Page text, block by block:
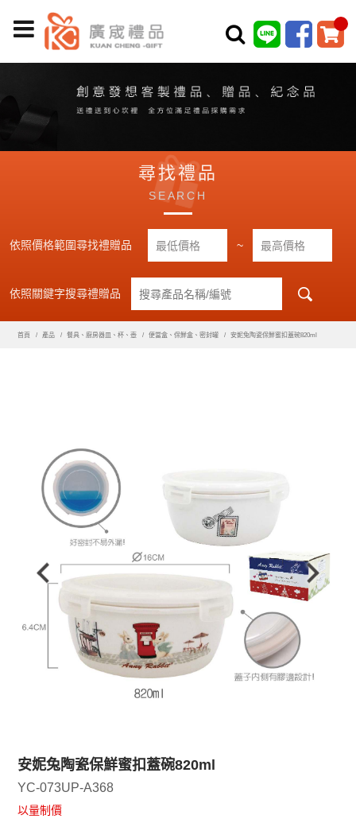
尋找禮品
SEARCH
依照價格範圍尋找禮贈品 ~
依照關鍵字搜尋禮贈品
首頁 產品 餐具、廚房器皿、杯、壺 便當盒、保鮮盒、密封罐 安妮兔陶瓷保鮮蜜扣蓋碗820ml
安妮兔陶瓷保鮮蜜扣蓋碗820ml
YC-073UP-A368
以量制價